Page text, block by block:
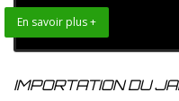
En savoir plus +
IMPORTATION DU